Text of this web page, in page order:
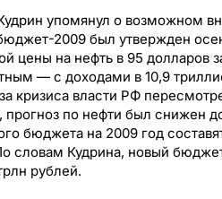
упомянул о возможном
2009 был утвержден
цены на нефть в 95 долларов
— с доходами в 10,9
кризиса власти РФ
по нефти был снижен
бюджета на 2009 год
словам Кудрина, новый
рублей.